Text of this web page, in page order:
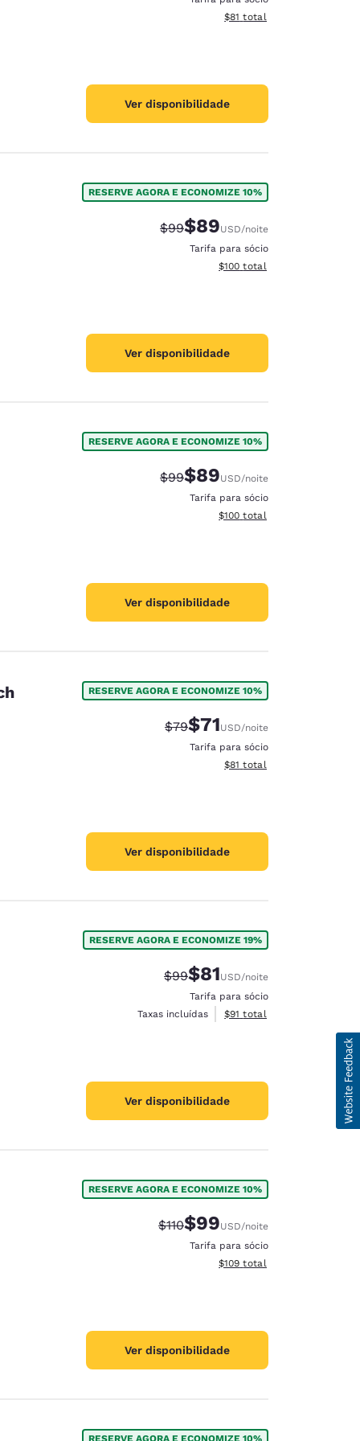
Exibir detalhes do total
$81 total
Ver disponibilidade
RESERVE AGORA E ECONOMIZE 10%
Tarifa anterior “tachada”:
$99Tarifa com desconto:
$89USD/noite
Tarifa para sócio
Exibir detalhes do total
$100 total
Ver disponibilidade
RESERVE AGORA E ECONOMIZE 10%
Tarifa anterior “tachada”:
$99Tarifa com desconto:
$89USD/noite
Tarifa para sócio
Exibir detalhes do total
$100 total
Ver disponibilidade
RESERVE AGORA E ECONOMIZE 10%
Tarifa anterior “tachada”:
$79Tarifa com desconto:
$71USD/noite
Tarifa para sócio
Exibir detalhes do total
$81 total
Ver disponibilidade
RESERVE AGORA E ECONOMIZE 19%
Tarifa anterior “tachada”:
$99Tarifa com desconto:
$81USD/noite
Tarifa para sócio
Taxas incluídas
Exibir detalhes do total
$91 total
Ver disponibilidade
RESERVE AGORA E ECONOMIZE 10%
Tarifa anterior “tachada”:
$110Tarifa com desconto:
$99USD/noite
Tarifa para sócio
Exibir detalhes do total
$109 total
Ver disponibilidade
RESERVE AGORA E ECONOMIZE 10%